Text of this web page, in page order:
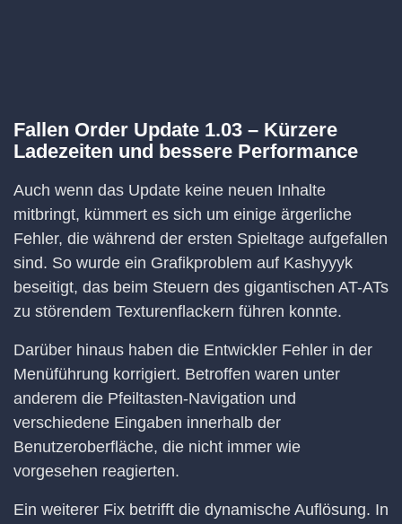
Fallen Order Update 1.03 – Kürzere
Ladezeiten und bessere Performance
Auch wenn das Update keine neuen Inhalte
mitbringt, kümmert es sich um einige ärgerliche
Fehler, die während der ersten Spieltage aufgefallen
sind. So wurde ein Grafikproblem auf Kashyyyk
beseitigt, das beim Steuern des gigantischen AT-ATs
zu störendem Texturenflackern führen konnte.
Darüber hinaus haben die Entwickler Fehler in der
Menüführung korrigiert. Betroffen waren unter
anderem die Pfeiltasten-Navigation und
verschiedene Eingaben innerhalb der
Benutzeroberfläche, die nicht immer wie
vorgesehen reagierten.
Ein weiterer Fix betrifft die dynamische Auflösung. In